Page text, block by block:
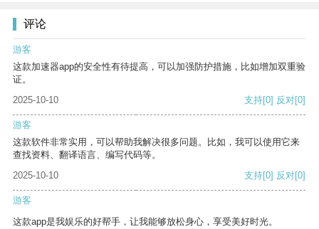
评论
游客
这款加速器app的安全性有待提高，可以加强防护措施，比如增加双重验
证。
2025-10-10
支持[0] 反对[0]
游客
这款软件非常实用，可以帮助我解决很多问题。比如，我可以使用它来
查找资料、翻译语言、编写代码等。
2025-10-10
支持[0] 反对[0]
游客
这款app是我娱乐的好帮手，让我能够放松身心，享受美好时光。